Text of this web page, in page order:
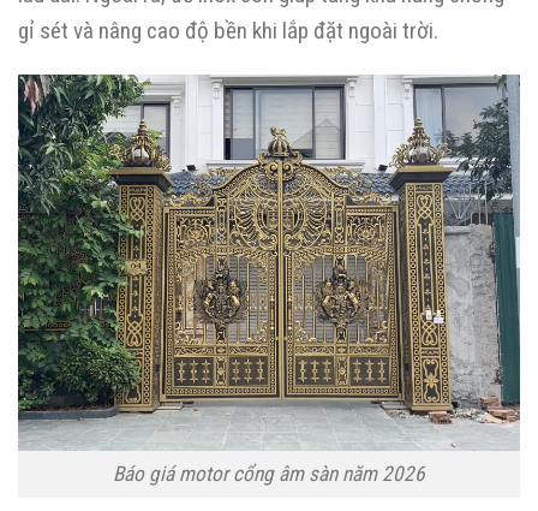
gỉ sét và nâng cao độ bền khi lắp đặt ngoài trời.
Báo giá motor cổng âm sàn năm 2026